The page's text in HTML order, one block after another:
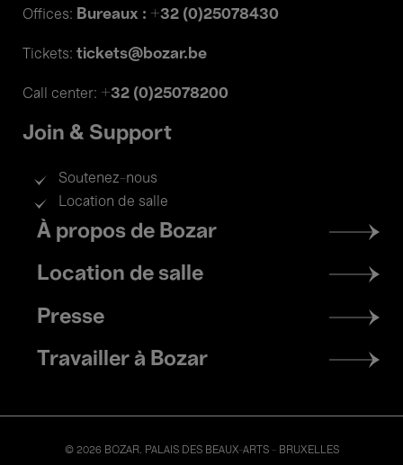
Offices: Bureaux : +32 (0)25078430
Tickets: tickets@bozar.be
Call center: +32 (0)25078200
Join & Support
Soutenez-nous
Location de salle
Footer
menu
À propos de Bozar
Location de salle
Presse
Travailler à Bozar
© 2026 BOZAR. PALAIS DES BEAUX-ARTS - BRUXELLES